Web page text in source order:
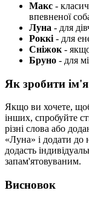
Макс -
впевненої
Луна - для
Роккі - для
Сніжок -
Бруно - для
Як зробити
Якщо ви хочете,
інших, спробуйте
різні слова або
«Луна» і додати
додасть
запам'ятовуваним.
Висновок